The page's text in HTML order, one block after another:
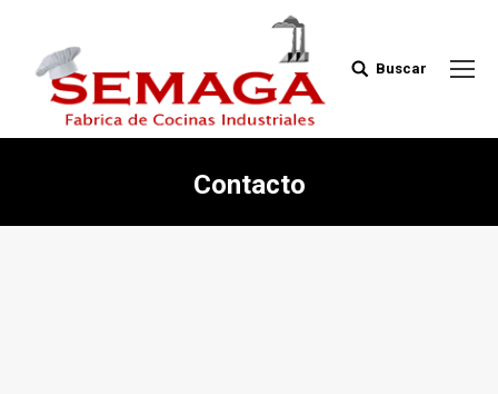
Buscar:
Buscar
Contacto